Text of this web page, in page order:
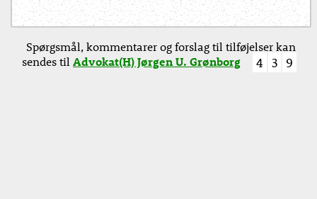
Spørgsmål, kommentarer og forslag til tilføjelser kan
sendes tilAdvokat(H) Jørgen U. Grønborg 4 3 9